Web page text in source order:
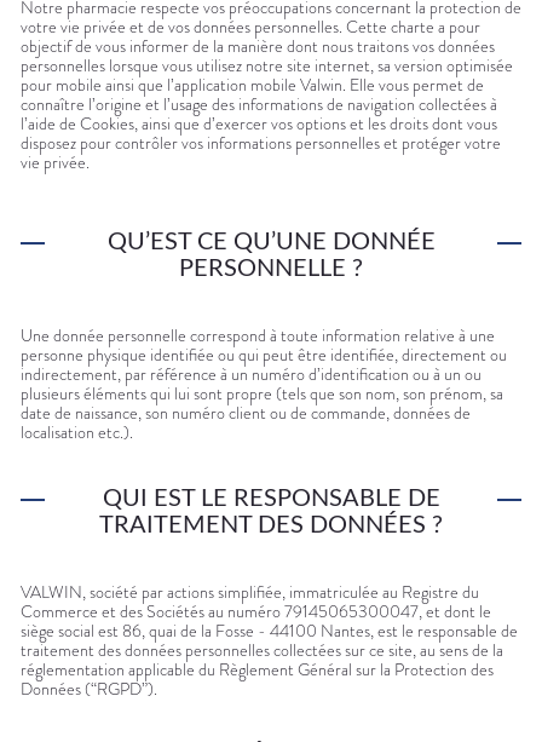
PHARMACIES
DE GARDE
DISPOSITIFS
MÉDICAUX
VOTRE
APPLICATION
DE SANTÉ
PROGRAMME
DE FIDÉLITÉ
Notre pharmacie respecte vos préoccupations concernant la protection de
votre vie privée et de vos données personnelles. Cette charte a pour
objectif de vous informer de la manière dont nous traitons vos données
personnelles lorsque vous utilisez notre site internet, sa version optimisée
pour mobile ainsi que l’application mobile Valwin. Elle vous permet de
connaître l’origine et l’usage des informations de navigation collectées à
l’aide de Cookies, ainsi que d’exercer vos options et les droits dont vous
disposez pour contrôler vos informations personnelles et protéger votre
vie privée.
QU’EST CE QU’UNE DONNÉE
PERSONNELLE ?
Une donnée personnelle correspond à toute information relative à une
personne physique identifiée ou qui peut être identifiée, directement ou
indirectement, par référence à un numéro d’identification ou à un ou
plusieurs éléments qui lui sont propre (tels que son nom, son prénom, sa
date de naissance, son numéro client ou de commande, données de
localisation etc.).
QUI EST LE RESPONSABLE DE
TRAITEMENT DES DONNÉES ?
VALWIN, société par actions simplifiée, immatriculée au Registre du
Commerce et des Sociétés au numéro 79145065300047, et dont le
siège social est 86, quai de la Fosse - 44100 Nantes, est le responsable de
traitement des données personnelles collectées sur ce site, au sens de la
réglementation applicable du Règlement Général sur la Protection des
Données (“RGPD”).